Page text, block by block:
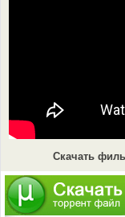
Скачать